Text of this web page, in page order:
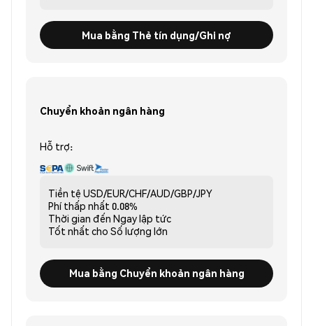
Mua bằng Thẻ tín dụng/Ghi nợ
Chuyển khoản ngân hàng
Hỗ trợ:
Tiền tệ USD/EUR/CHF/AUD/GBP/JPY
Phí thấp nhất 0.08%
Thời gian đến Ngay lập tức
Tốt nhất cho Số lượng lớn
Mua bằng Chuyển khoản ngân hàng